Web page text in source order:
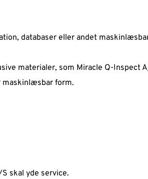
databaser eller andet
materialer, som Miracle Q-
maskinlæsbar form.
skal yde service.